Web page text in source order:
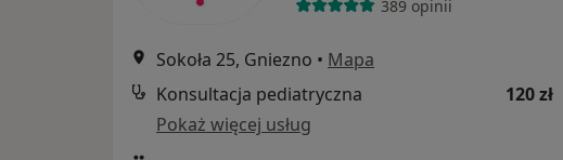
389 opinii
Sokoła 25, Gniezno • Mapa
Konsultacja pediatryczna
120 zł
Pokaż więcej usług